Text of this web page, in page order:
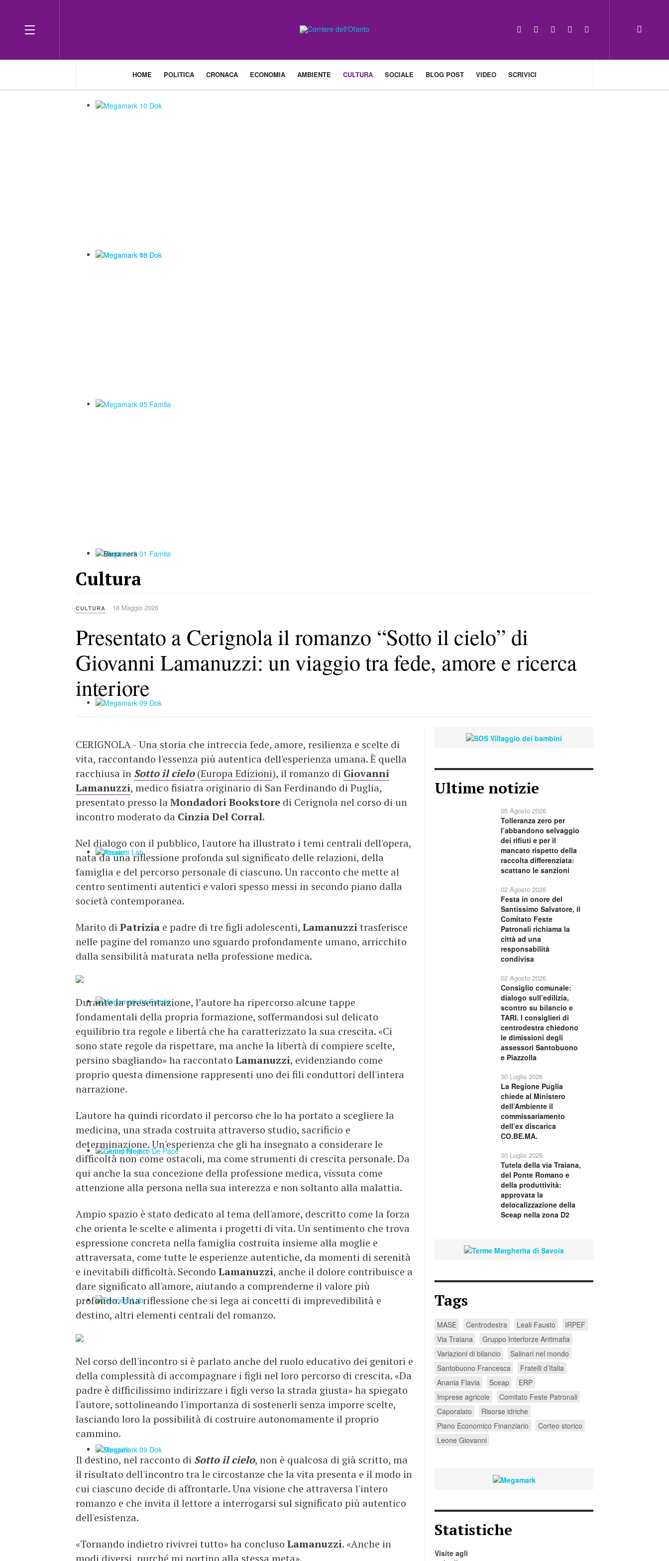
HOME POLITICA CRONACA ECONOMIA AMBIENTE CULTURA SOCIALE BLOG POST VIDEO SCRIVICI
Cultura
CULTURA 18 Maggio 2026
Presentato a Cerignola il romanzo “Sotto il cielo” di
Giovanni Lamanuzzi: un viaggio tra fede, amore e ricerca
interiore
CERIGNOLA - Una storia che intreccia fede, amore, resilienza e scelte di
vita, raccontando l'essenza più autentica dell'esperienza umana. È quella
racchiusa in Sotto il cielo(Europa Edizioni), il romanzo di Giovanni
Lamanuzzi, medico fisiatra originario di San Ferdinando di Puglia,
presentato presso laMondadori Bookstore di Cerignola nel corso di un
incontro moderato da Cinzia Del Corral.
Nel dialogo con il pubblico, l'autore ha illustrato i temi centrali dell'opera,
nata da una riflessione profonda sul significato delle relazioni, della
famiglia e del percorso personale di ciascuno. Un racconto che mette al
centro sentimenti autentici e valori spesso messi in secondo piano dalla
società contemporanea.
Marito di Patrizia e padre di tre figli adolescenti, Lamanuzzitrasferisce
nelle pagine del romanzo uno sguardo profondamente umano, arricchito
dalla sensibilità maturata nella professione medica.
Durante la presentazione, l’autore ha ripercorso alcune tappe
fondamentali della propria formazione, soffermandosi sul delicato
equilibrio tra regole e libertà che ha caratterizzato la sua crescita. «Ci
sono state regole da rispettare, ma anche la libertà di compiere scelte,
persino sbagliando» ha raccontato Lamanuzzi, evidenziando come
proprio questa dimensione rappresenti uno dei fili conduttori dell'intera
narrazione.
L'autore ha quindi ricordato il percorso che lo ha portato a scegliere la
medicina, una strada costruita attraverso studio, sacrificio e
determinazione. Un'esperienza che gli ha insegnato a considerare le
difficoltà non come ostacoli, ma come strumenti di crescita personale. Da
qui anche la sua concezione della professione medica, vissuta come
attenzione alla persona nella sua interezza e non soltanto alla malattia.
Ampio spazio è stato dedicato al tema dell'amore, descritto come la forza
che orienta le scelte e alimenta i progetti di vita. Un sentimento che trova
espressione concreta nella famiglia costruita insieme alla moglie e
attraversata, come tutte le esperienze autentiche, da momenti di serenità
e inevitabili difficoltà. Secondo Lamanuzzi, anche il dolore contribuisce a
dare significato all'amore, aiutando a comprenderne il valore più
profondo. Una riflessione che si lega ai concetti di imprevedibilità e
destino, altri elementi centrali del romanzo.
Nel corso dell'incontro si è parlato anche del ruolo educativo dei genitori e
della complessità di accompagnare i figli nel loro percorso di crescita. «Da
padre è difficilissimo indirizzare i figli verso la strada giusta» ha spiegato
l'autore, sottolineando l'importanza di sostenerli senza imporre scelte,
lasciando loro la possibilità di costruire autonomamente il proprio
cammino.
Il destino, nel racconto di Sotto il cielo, non è qualcosa di già scritto, ma
il risultato dell'incontro tra le circostanze che la vita presenta e il modo in
cui ciascuno decide di affrontarle. Una visione che attraversa l'intero
romanzo e che invita il lettore a interrogarsi sul significato più autentico
dell'esistenza.
«Tornando indietro rivivrei tutto» ha concluso Lamanuzzi. «Anche in
modi diversi, purché mi portino alla stessa meta».
Ultime notizie
05 Agosto 2026
Tolleranza zero per
l’abbandono selvaggio
dei rifiuti e per il
mancato rispetto della
raccolta differenziata:
scattano le sanzioni
02 Agosto 2026
Festa in onore del
Santissimo Salvatore, il
Comitato Feste
Patronali richiama la
città ad una
responsabilità
condivisa
02 Agosto 2026
Consiglio comunale:
dialogo sull’edilizia,
scontro su bilancio e
TARI. I consiglieri di
centrodestra chiedono
le dimissioni degli
assessori Santobuono
e Piazzolla
30 Luglio 2026
La Regione Puglia
chiede al Ministero
dell’Ambiente il
commissariamento
dell’ex discarica
CO.BE.MA.
30 Luglio 2026
Tutela della via Traiana,
del Ponte Romano e
della produttività:
approvata la
delocalizzazione della
Sceap nella zona D2
Tags
MASE Centrodestra Leali Fausto
IRPEF
Via Traiana
Gruppo Interforze Antimafia
Variazioni di bilancio
Salinari nel mondo
Santobuono Francesca
Fratelli d’Italia
Anania Flavia
Sceap
ERP
Imprese agricole
Comitato Feste Patronali
Caporalato
Risorse idriche
Piano Economico Finanziario
Corteo storico
Leone Giovanni
Statistiche
Visite agli